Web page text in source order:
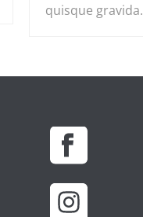
quisque gravida.